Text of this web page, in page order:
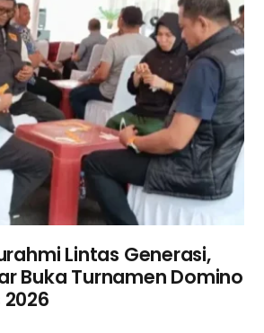
Lintas Generasi,
Buka Turnamen Domino